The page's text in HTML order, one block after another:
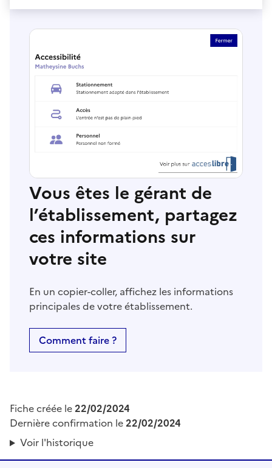
Vous êtes le gérant de
l’établissement, partagez
ces informations sur
votre site
En un copier-coller, affichez les informations
principales de votre établissement.
Comment faire ?
Fiche créée le22/02/2024
Dernière confirmation le22/02/2024
Voir l'historique